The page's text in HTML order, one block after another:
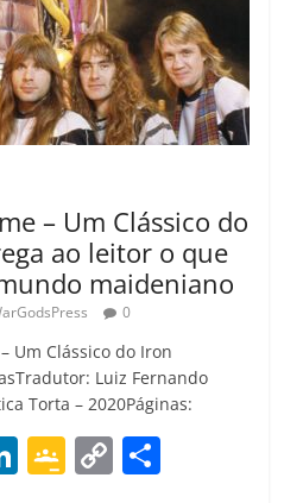
– Um Clássico do
ao leitor o que
maideniano
0
Um Clássico do Iron
Luiz Fernando
Torta – 2020Páginas:
Li G C